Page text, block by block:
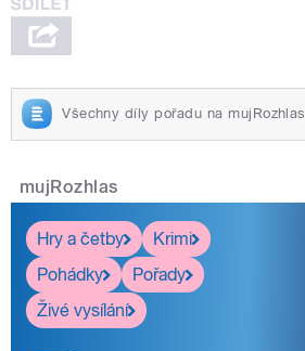
Všechny díly pořadu na mujRozhlas
mujRozhlas
Hry a četby
Krimi
Pohádky
Pořady
Živé vysílání